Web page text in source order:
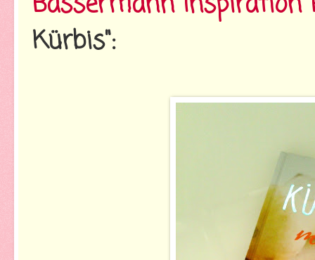
Kürbis":